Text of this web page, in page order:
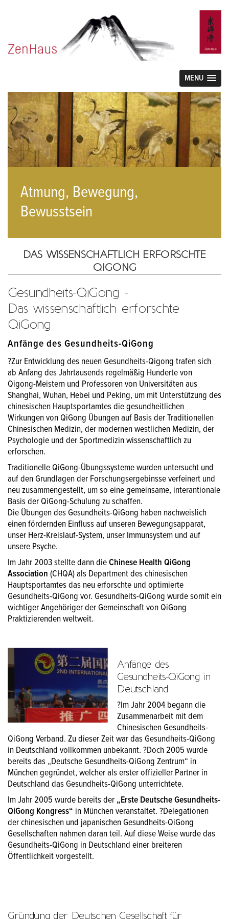
MENU
Atmung, Bewegung,
Bewusstsein
DAS WISSENSCHAFTLICH ERFORSCHTE
QIGONG
Gesundheits-QiGong -
Das wissenschaftlich erforschte
QiGong
Anfänge des Gesundheits-QiGong
?Zur Entwicklung des neuen Gesundheits-Qigong trafen sich
ab Anfang des Jahrtausends regelmäßig Hunderte von
Qigong-Meistern und Professoren von Universitäten aus
Shanghai, Wuhan, Hebei und Peking, um mit Unterstützung des
chinesischen Hauptsportamtes die gesundheitlichen
Wirkungen von QiGong Übungen auf Basis der Traditionellen
Chinesischen Medizin, der modernen westlichen Medizin, der
Psychologie und der Sportmedizin wissenschaftlich zu
erforschen.
Traditionelle QiGong-Übungssysteme wurden untersucht und
auf den Grundlagen der Forschungsergebinsse verfeinert und
neu zusammengestellt, um so eine gemeinsame, interantionale
Basis der QiGong-Schulung zu schaffen.
Die Übungen des Gesundheits-QiGong haben nachweislich
einen fördernden Einfluss auf unseren Bewegungsapparat,
unser Herz-Kreislauf-System, unser Immunsystem und auf
unsere Psyche.
Im Jahr 2003 stellte dann dieChinese Health QiGong
Association (CHQA) als Department des chinesischen
Hauptsportamtes das neu erforschte und optimierte
Gesundheits-QiGong vor. Gesundheits-QiGong wurde somit ein
wichtiger Angehöriger der Gemeinschaft von QiGong
Praktizierenden weltweit.
Anfänge des
Gesundheits-QiGong in
Deutschland
?Im Jahr 2004 begann die
Zusammenarbeit mit dem
Chinesischen Gesundheits-
QiGong Verband. Zu dieser Zeit war das Gesundheits-QiGong
in Deutschland vollkommen unbekannt. ?Doch 2005 wurde
bereits das „Deutsche Gesundheits-QiGong Zentrum“ in
München gegründet, welcher als erster offizieller Partner in
Deutschland das Gesundheits-QiGong unterrichtete.
Im Jahr 2005 wurde bereits der „Erste Deutsche Gesundheits-
QiGong Kongress“ in München veranstaltet. ?Delegationen
der chinesischen und japanischen Gesundheits-QiGong
Gesellschaften nahmen daran teil. Auf diese Weise wurde das
Gesundheits-QiGong in Deutschland einer breiteren
Öffentlichkeit vorgestellt.
Gründung der Deutschen Gesellschaft für